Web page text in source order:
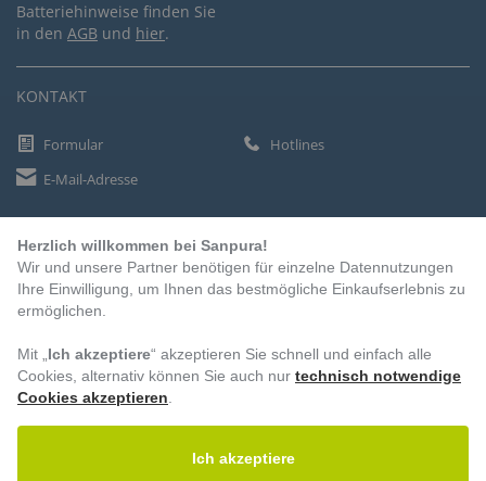
Batteriehinweise finden Sie
in den AGB und hier.
KONTAKT
Formular
Hotlines
E-Mail-Adresse
ZAHLUNGSARTEN
Vorkasse
BESUCHEN SIE UNS
Herzlich willkommen bei Sanpura!
Wir und unsere Partner benötigen für einzelne Datennutzungen
Ihre Einwilligung, um Ihnen das bestmögliche Einkaufserlebnis zu
ermöglichen.
Mit „ Ich akzeptiere“ akzeptieren Sie schnell und einfach alle
Cookies, alternativ können Sie auch nur technisch notwendige
Cookies akzeptieren
Ich akzeptiere